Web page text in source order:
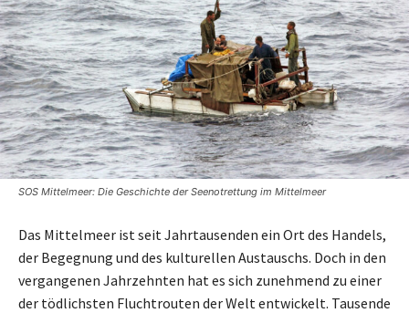
SOS Mittelmeer: Die Geschichte der Seenotrettung im Mittelmeer
Das Mittelmeer ist seit Jahrtausenden ein Ort des Handels,
der Begegnung und des kulturellen Austauschs. Doch in den
vergangenen Jahrzehnten hat es sich zunehmend zu einer
der tödlichsten Fluchtrouten der Welt entwickelt. Tausende